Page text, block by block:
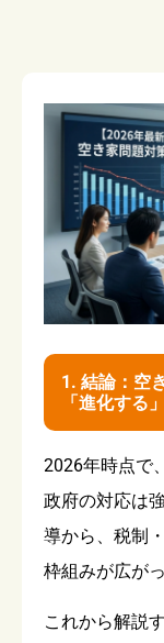
1. 結論：空
「進化する」
2026年時点で
政府の対応は
導から、税制
枠組みが広が
これから解説